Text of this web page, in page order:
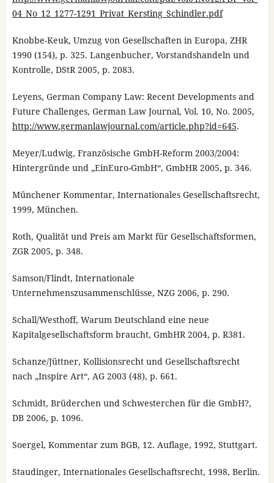
04_No_12_1277-1291_Privat_Kersting_Schindler.pdf
Knobbe-Keuk, Umzug von Gesellschaften in Europa, ZHR
1990 (154), p. 325. Langenbucher, Vorstandshandeln und
Kontrolle, DStR 2005, p. 2083.
Leyens, German Company Law: Recent Developments and
Future Challenges, German Law Journal, Vol. 10, No. 2005,
http://www.germanlawjournal.com/article.php?id=645.
Meyer/Ludwig, Französische GmbH-Reform 2003/2004:
Hintergründe und „EinEuro-GmbH“, GmbHR 2005, p. 346.
Münchener Kommentar, Internationales Gesellschaftsrecht,
1999, München.
Roth, Qualität und Preis am Markt für Gesellschaftsformen,
ZGR 2005, p. 348.
Samson/Flindt, Internationale
Unternehmenszusammenschlüsse, NZG 2006, p. 290.
Schall/Westhoff, Warum Deutschland eine neue
Kapitalgesellschaftsform braucht, GmbHR 2004, p. R381.
Schanze/Jüttner, Kollisionsrecht und Gesellschaftsrecht
nach „Inspire Art“, AG 2003 (48), p. 661.
Schmidt, Brüderchen und Schwesterchen für die GmbH?,
DB 2006, p. 1096.
Soergel, Kommentar zum BGB, 12. Auflage, 1992, Stuttgart.
Staudinger, Internationales Gesellschaftsrecht, 1998, Berlin.